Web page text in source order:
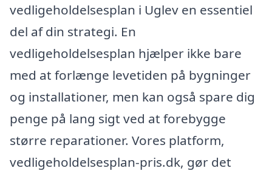
vedligeholdelsesplan i Uglev en essentiel
del af din strategi. En
vedligeholdelsesplan hjælper ikke bare
med at forlænge levetiden på bygninger
og installationer, men kan også spare dig
penge på lang sigt ved at forebygge
større reparationer. Vores platform,
vedligeholdelsesplan-pris.dk, gør det